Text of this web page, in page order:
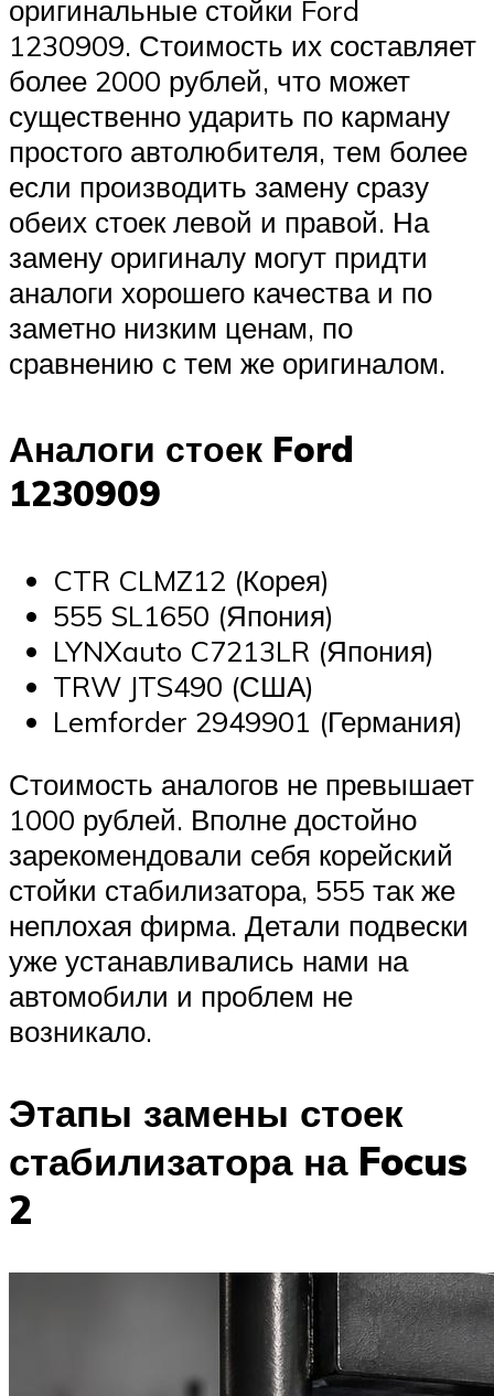
оригинальные стойки Ford
1230909. Стоимость их составляет
более 2000 рублей, что может
существенно ударить по карману
простого автолюбителя, тем более
если производить замену сразу
обеих стоек левой и правой. На
замену оригиналу могут придти
аналоги хорошего качества и по
заметно низким ценам, по
сравнению с тем же оригиналом.
Аналоги стоек Ford
1230909
CTR CLMZ12 (Корея)
555 SL1650 (Япония)
LYNXauto C7213LR (Япония)
TRW JTS490 (США)
Lemforder 2949901 (Германия)
Стоимость аналогов не превышает
1000 рублей. Вполне достойно
зарекомендовали себя корейский
стойки стабилизатора, 555 так же
неплохая фирма. Детали подвески
уже устанавливались нами на
автомобили и проблем не
возникало.
Этапы замены стоек
стабилизатора на Focus
2